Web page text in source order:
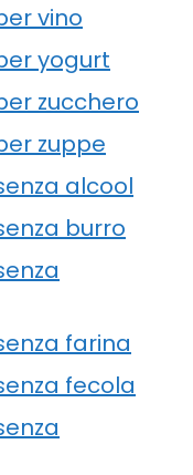
vino
yogurt
zucchero
zuppe
alcool
burro
farina
fecola